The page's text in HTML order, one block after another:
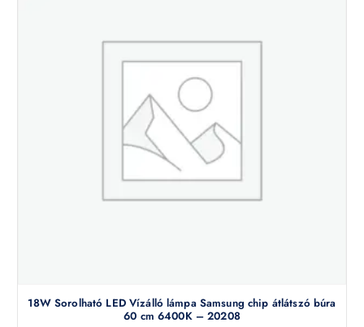
18W Sorolható LED Vízálló lámpa Samsung chip átlátszó búra
60 cm 6400K – 20208